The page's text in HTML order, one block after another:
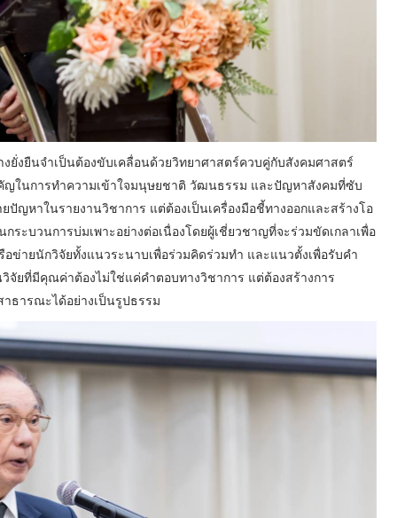
ยั่งยืนจำเป็นต้องขับเคลื่อนด้วยวิทยาศาสตร์ควบคู่กับสังคมศาสตร์
ในการทำความเข้าใจมนุษยชาติ วัฒนธรรม และปัญหาสังคมที่ซับ
ปัญหาในรายงานวิชาการ แต่ต้องเป็นเครื่องมือชี้ทางออกและสร้างโอ
ระบวนการบ่มเพาะอย่างต่อเนื่องโดยผู้เชี่ยวชาญที่จะร่วมขัดเกลาเพื่อ
ข่ายนักวิจัยทั้งแนวระนาบเพื่อร่วมคิดร่วมทำ และแนวตั้งเพื่อรับคำ
ยที่มีคุณค่าต้องไม่ใช่แค่คำตอบทางวิชาการ แต่ต้องสร้างการ
ธารณะได้อย่างเป็นรูปธรรม